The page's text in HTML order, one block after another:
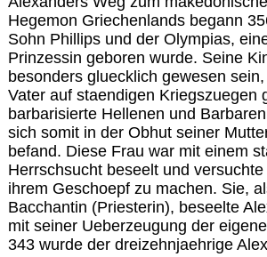
Hegemon Griechenlands begann
Sohn Phillips und der Olympias,
Prinzessin geboren wurde. Seine
besonders gluecklich gewesen
Vater auf staendigen Kriegszuegen
barbarisierte Hellenen und
sich somit in der Obhut seiner
befand. Diese Frau war mit einem
Herrschsucht beseelt und
ihrem Geschoepf zu machen. Sie,
Bacchantin (Priesterin), beseelte
mit seiner Ueberzeugung der
343 wurde der dreizehnjaehrige